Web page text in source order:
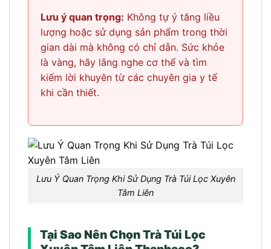
Lưu ý quan trọng: Không tự ý tăng liều
lượng hoặc sử dụng sản phẩm trong thời
gian dài mà không có chỉ dẫn. Sức khỏe
là vàng, hãy lắng nghe cơ thể và tìm
kiếm lời khuyên từ các chuyên gia y tế
khi cần thiết.
Lưu Ý Quan Trọng Khi Sử Dụng Trà Túi Lọc Xuyên
Tâm Liên
Tại Sao Nên Chọn Trà Túi Lọc